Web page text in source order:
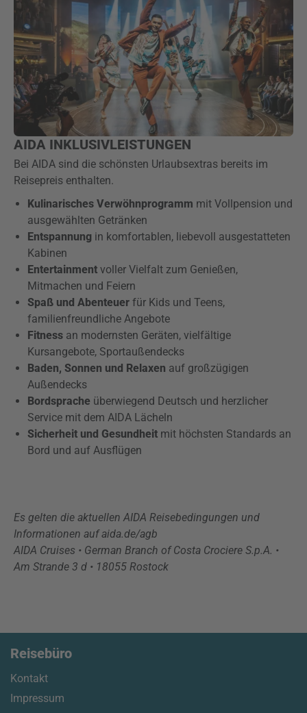
AIDA INKLUSIVLEISTUNGEN
Bei AIDA sind die schönsten Urlaubsextras bereits im
Reisepreis enthalten.
Kulinarisches Verwöhnprogramm mit Vollpension und
ausgewählten Getränken
Entspannung in komfortablen, liebevoll ausgestatteten
Kabinen
Entertainment voller Vielfalt zum Genießen,
Mitmachen und Feiern
Spaß und Abenteuer für Kids und Teens,
familienfreundliche Angebote
Fitness an modernsten Geräten, vielfältige
Kursangebote, Sportaußendecks
Baden, Sonnen und Relaxen auf großzügigen
Außendecks
Bordsprache überwiegend Deutsch und herzlicher
Service mit dem AIDA Lächeln
Sicherheit und Gesundheit mit höchsten Standards an
Bord und auf Ausflügen
Es gelten die aktuellen AIDA Reisebedingungen und
Informationen auf aida.de/agb
AIDA Cruises • German Branch of Costa Crociere S.p.A. •
Am Strande 3 d • 18055 Rostock
Reisebüro
Kontakt
Impressum